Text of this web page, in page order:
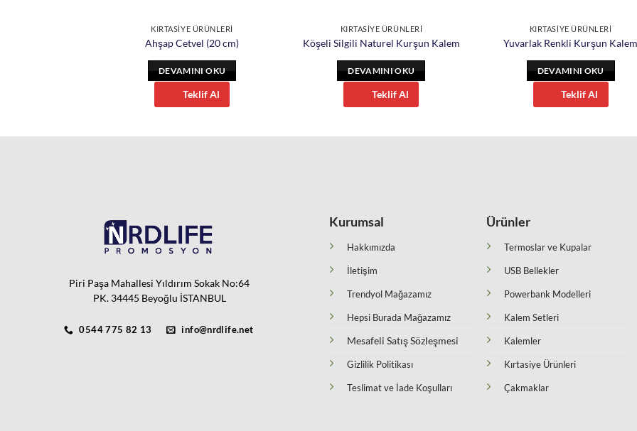
KIRTASİYE ÜRÜNLERİ
Ahşap Cetvel (20 cm)
DEVAMINI OKU
Teklif Al
KIRTASİYE ÜRÜNLERİ
Köşeli Silgili Naturel Kurşun Kalem
DEVAMINI OKU
Teklif Al
KIRTASİYE ÜRÜNLERİ
Yuvarlak Renkli Kurşun
DEVAMINI OKU
Teklif Al
Piri Paşa Mahallesi Yıldırım Sokak No:64
PK. 34445 Beyoğlu İSTANBUL
0544 775 82 13 info@nrdlife.net
Kurumsal
Hakkımızda
İletişim
Trendyol Mağazamız
Hepsi Burada Mağazamız
Mesafeli Satış Sözleşmesi
Gizlilik Politikası
Teslimat ve İade Koşulları
Ürünler
Termoslar ve Kupalar
USB Bellekler
Powerbank Modelleri
Kalem Setleri
Kalemler
Kırtasiye Ürünleri
Çakmaklar